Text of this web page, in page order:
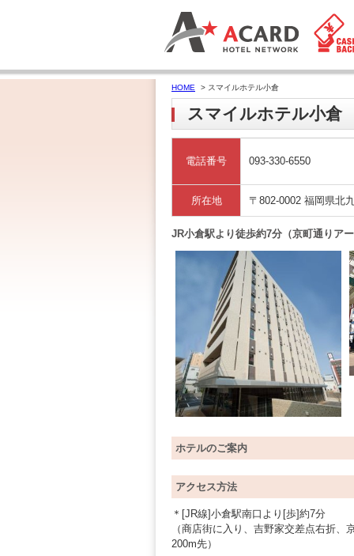
HOME > スマイルホテル小倉
スマイルホテル小倉
電話番号 093-330-6550
所在地 〒802-0002 福岡県北
JR小倉駅より徒歩約7分（京町通りアー
ホテルのご案内
アクセス方法
＊[JR線]小倉駅南口より[歩]約7分
（商店街に入り、吉野家交差点右折、
200m先）